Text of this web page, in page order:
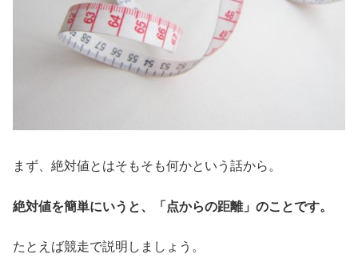
まず、絶対値とはそもそも何かという話から。
絶対値を簡単にいうと、「点からの距離」のことです。
たとえば競走で説明しましょう。